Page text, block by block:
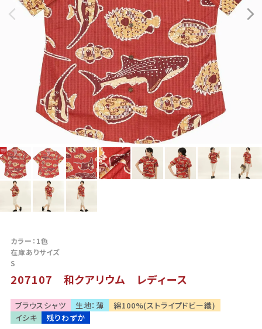
カラー：1色
在庫ありサイズ
S
207107 和クアリウム レディース
ブラウスシャツ 生地：薄
綿100%(ストライプドビー織)
イシキ
残りわずか